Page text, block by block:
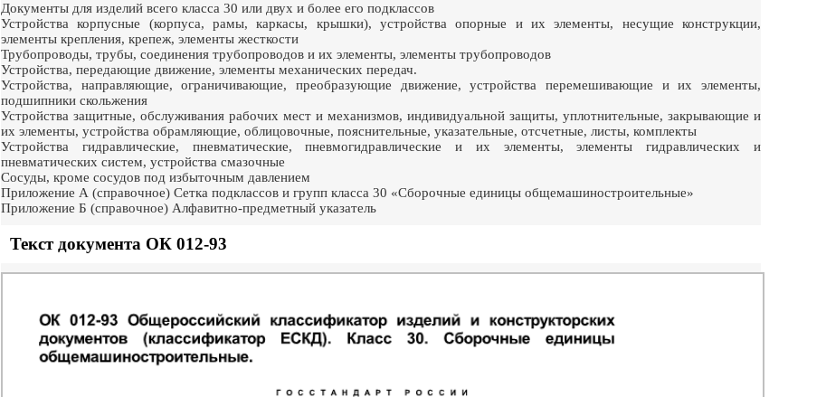
Документы для изделий всего класса 30 или двух и более его подклассов
Устройства корпусные (корпуса, рамы, каркасы, крышки), устройства опорные и их элементы, несущие конструкции,
элементы крепления, крепеж, элементы жесткости
Трубопроводы, трубы, соединения трубопроводов и их элементы, элементы трубопроводов
Устройства, передающие движение, элементы механических передач.
Устройства, направляющие, ограничивающие, преобразующие движение, устройства перемешивающие и их элементы,
подшипники скольжения
Устройства защитные, обслуживания рабочих мест и механизмов, индивидуальной защиты, уплотнительные, закрывающие и
их элементы, устройства обрамляющие, облицовочные, пояснительные, указательные, отсчетные, листы, комплекты
Устройства гидравлические, пневматические, пневмогидравлические и их элементы, элементы гидравлических и
пневматических систем, устройства смазочные
Сосуды, кроме сосудов под избыточным давлением
Приложение А (справочное) Сетка подклассов и групп класса 30 «Сборочные единицы общемашиностроительные»
Приложение Б (справочное) Алфавитно-предметный указатель
Текст документа ОК 012-93